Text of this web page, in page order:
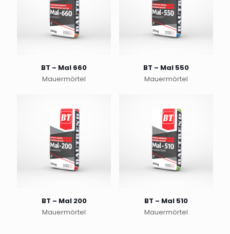
BT – Mal 660
Mauermörtel
BT – Mal 550
Mauermörtel
BT – Mal 200
Mauermörtel
BT – Mal 510
Mauermörtel